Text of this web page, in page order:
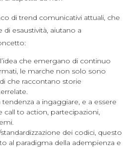
di trend comunicativi attuali, che
di esaustività, aiutano a
che emergano di continuo
le marche non solo sono
che raccontano storie
tendenza a ingaggiare, e a essere
call to action, partecipazioni,
dei codici, questo
al paradigma della adempienza e